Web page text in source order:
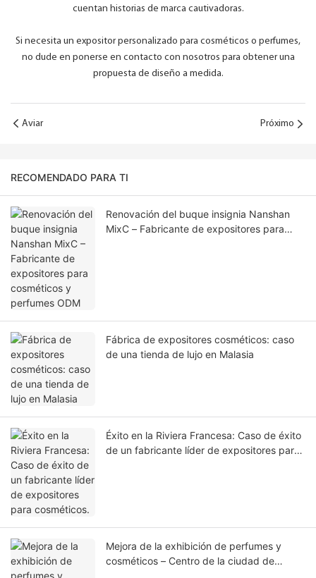
cuentan historias de marca cautivadoras.
Si necesita un expositor personalizado para cosméticos o perfumes,
no dude en ponerse en contacto con nosotros para obtener una
propuesta de diseño a medida.
Aviar Próximo
RECOMENDADO PARA TI
Renovación del buque insignia Nanshan
MixC – Fabricante de expositores para
Fábrica de expositores cosméticos: caso
de una tienda de lujo en Malasia
Éxito en la Riviera Francesa: Caso de éxito
de un fabricante líder de expositores para
Mejora de la exhibición de perfumes y
cosméticos – Centro de la ciudad de